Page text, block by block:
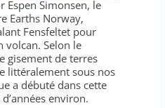
Espen Simonsen, le
Earths Norway,
Fensfeltet pour
volcan. Selon le
gisement de terres
littéralement sous nos
a débuté dans cette
environ.